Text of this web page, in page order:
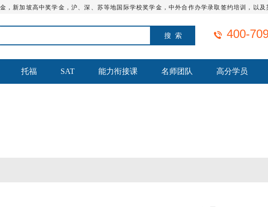
新加坡高中奖学金，沪、深、苏等地国际学校奖学金，中外合作办学录取签约培训，以及
400-
托福 SAT 能力衔接课 名师团队 高分学员